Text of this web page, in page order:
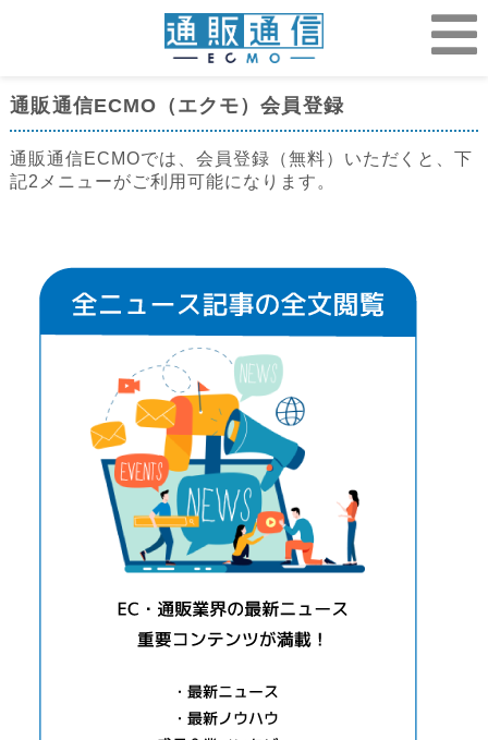
通販通信ECMO（エクモ）会員登録
通販通信ECMOでは、会員登録（無料）いただくと、下
記2メニューがご利用可能になります。